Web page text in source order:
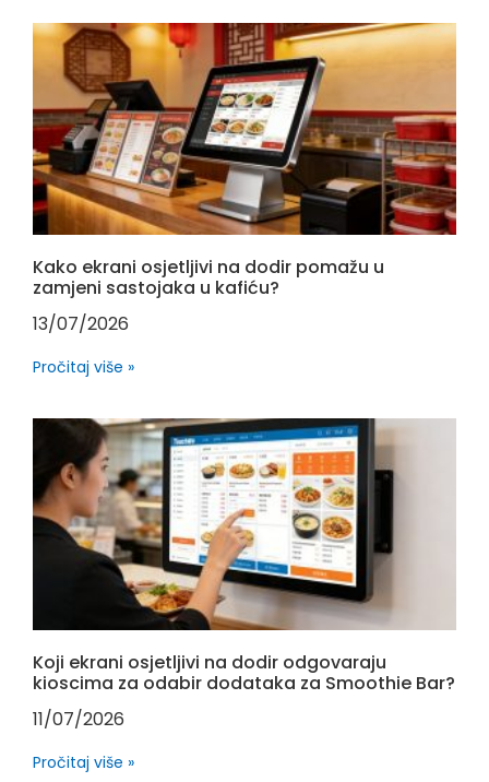
Kako ekrani osjetljivi na dodir pomažu u
zamjeni sastojaka u kafiću?
13/07/2026
Pročitaj više »
Koji ekrani osjetljivi na dodir odgovaraju
kioscima za odabir dodataka za Smoothie Bar?
11/07/2026
Pročitaj više »